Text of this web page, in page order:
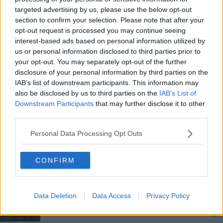
targeted advertising by us, please use the below opt-out
section to confirm your selection. Please note that after your
opt-out request is processed you may continue seeing
interest-based ads based on personal information utilized by
us or personal information disclosed to third parties prior to
your opt-out. You may separately opt-out of the further
disclosure of your personal information by third parties on the
IAB’s list of downstream participants. This information may
also be disclosed by us to third parties on the IAB’s List of
Downstream Participants that may further disclose it to other
Personal Data Processing Opt Outs
CONFIRM
Data Deletion Data Access Privacy Policy
Riapre la Sapienza, una settimana di celebrazioni
Curtatone e Montanara, 177 anni dopo
Tra Pisa e Pavia la sfida non è solo in acqua
La regata Pisa-Pavia parla ancora lombardo
Accordo tra Università e l'Associazione Laureati
Pavia vince la regata e sconfigge Pisa
Pavia arriva a Pisa per riprendersi il trofeo